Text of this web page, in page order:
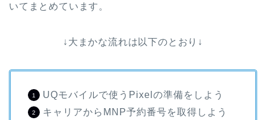
いてまとめています。
↓大まかな流れは以下のとおり↓
UQモバイルで使うPixelの準備をしよう
キャリアからMNP予約番号を取得しよう